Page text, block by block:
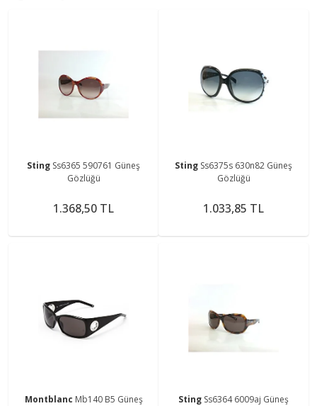
Sting Ss6365 590761 Güneş
Gözlüğü
1.368,50 TL
Sting Ss6375s 630n82 Güneş
Gözlüğü
1.033,85 TL
Montblanc Mb140 B5 Güneş
Sting Ss6364 6009aj Güneş